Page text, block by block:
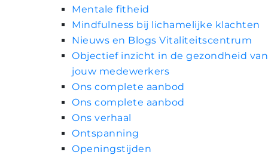
Mentale fitheid
Mindfulness bij lichamelijke klachten
Nieuws en Blogs Vitaliteitscentrum
Objectief inzicht in de gezondheid van
jouw medewerkers
Ons complete aanbod
Ons complete aanbod
Ons verhaal
Ontspanning
Openingstijden